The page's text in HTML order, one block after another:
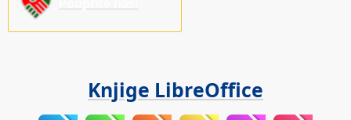
Knjige LibreOffice